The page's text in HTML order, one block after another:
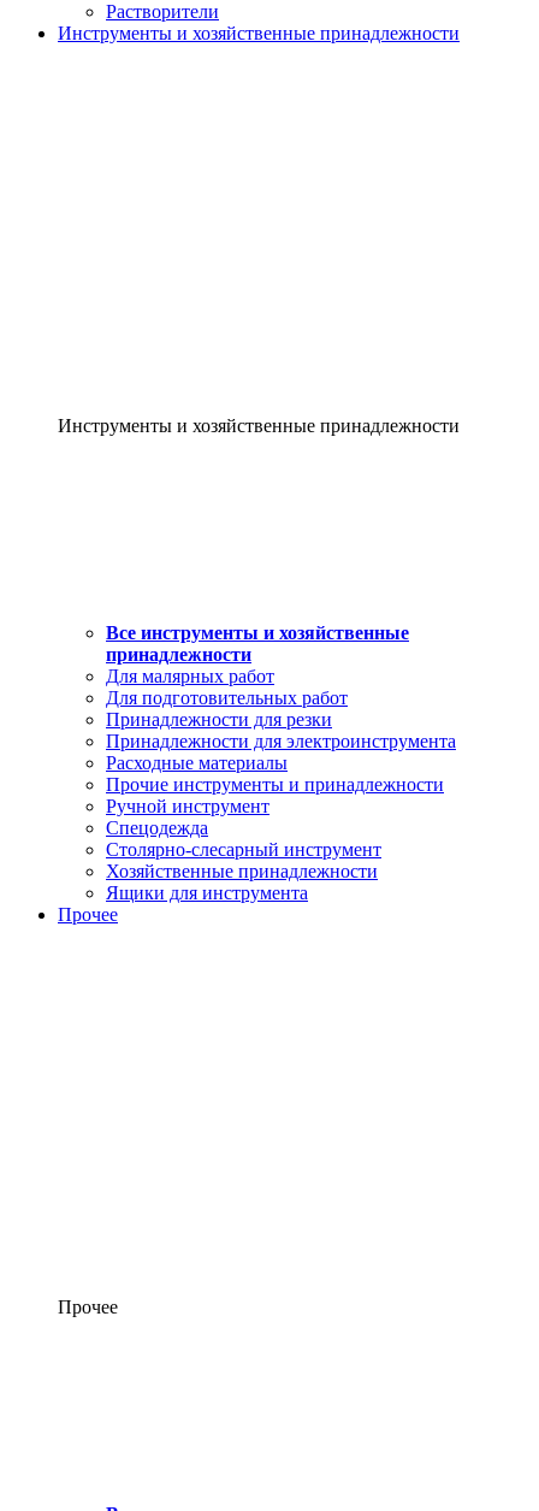
Растворители
Инструменты и хозяйственные принадлежности
Инструменты и хозяйственные принадлежности
Все инструменты и хозяйственные
принадлежности
Для малярных работ
Для подготовительных работ
Принадлежности для резки
Принадлежности для электроинструмента
Расходные материалы
Прочие инструменты и принадлежности
Ручной инструмент
Спецодежда
Столярно-слесарный инструмент
Хозяйственные принадлежности
Ящики для инструмента
Прочее
Прочее